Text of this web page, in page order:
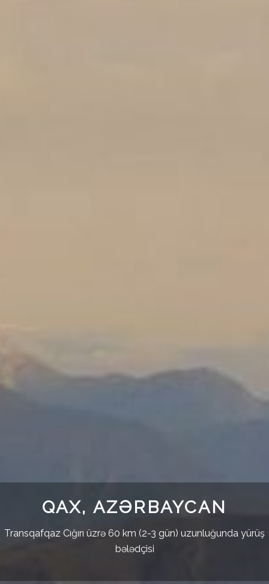
QAX, AZƏRBAYCAN
Transqafqaz Cığırı üzrə 60 km (2-3 gün) uzunluğunda yürüş
bələdçisi